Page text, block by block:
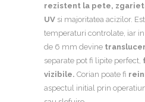
rezistent la pete,
UV si majoritatea acizilor.
temperaturi controlate, iar
de 6 mm devine
separate pot fi lipite perfect,
vizibile. Corian poate fi
aspectul initial prin